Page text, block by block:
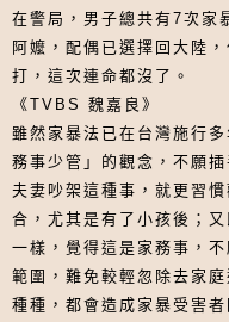
在警局，男子總共有7次家
阿嬤，配偶已選擇回大陸
打，這次連命都沒了。
《TVBS 魏嘉良》
雖然家暴法已在台灣施行
務事少管」的觀念，不願
夫妻吵架這種事，就更習
合，尤其是有了小孩後；
一樣，覺得這是家務事，
範圍，難免較輕忽除去家
種種，都會造成家暴受害